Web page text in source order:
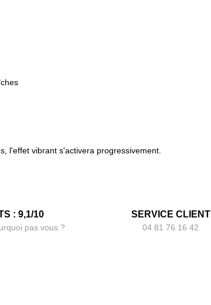
l'effet vibrant s'activera progressivement.
: 9,1/10
pas vous ?
SERVICE CLIENT
04 81 76 16 42